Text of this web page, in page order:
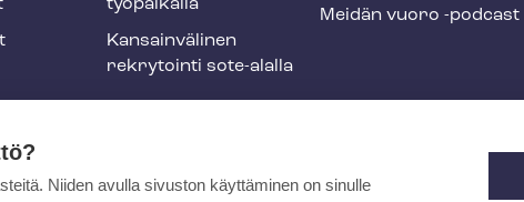
työpaikalla
Kansainvälinen
rekrytointi sote-alalla
Meidän vuoro -podcast
Niiden avulla sivuston käyttäminen on sinulle